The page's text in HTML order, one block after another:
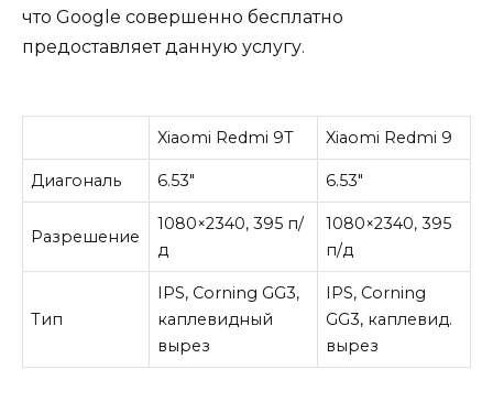
что Google совершенно бесплатно
предоставляет данную услугу.
Xiaomi Redmi 9T Xiaomi Redmi 9
Диагональ 6.53″ 6.53″
Разрешение
1080×2340, 395 п/
д
1080×2340, 395
п/д
Тип
IPS, Corning GG3,
каплевидный
вырез
IPS, Corning
GG3, каплевид.
вырез